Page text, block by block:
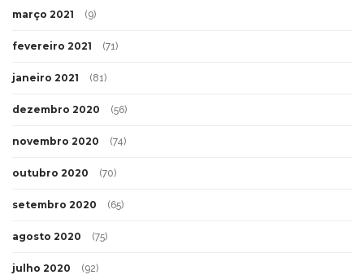
março 2021 (9)
fevereiro 2021 (71)
janeiro 2021 (81)
dezembro 2020 (56)
novembro 2020 (74)
outubro 2020 (70)
setembro 2020 (65)
agosto 2020 (75)
julho 2020 (92)